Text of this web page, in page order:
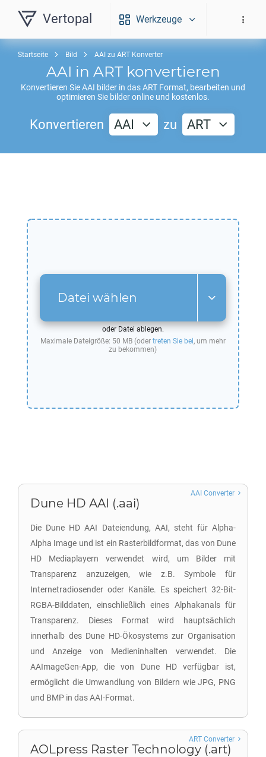
Vertopal Werkzeuge
Startseite Bild AAI zu ART Konverter
AAI in ARTkonvertieren
Konvertieren SieAAI bilder in dasART Format, bearbeiten und
optimieren Sie bilder online und kostenlos.
Konvertieren AAI zu ART
Datei wählen
oder Datei ablegen.
Maximale Dateigröße: 50 MB (oder treten Sie bei, um mehr
zu bekommen)
Dune HD AAI (.aai)
Die Dune HD AAI Dateiendung, AAI, steht für Alpha-
Alpha Image und ist ein Rasterbildformat, das von Dune
HD Mediaplayern verwendet wird, um Bilder mit
Transparenz anzuzeigen, wie z.B. Symbole für
Internetradiosender oder Kanäle. Es speichert 32-Bit-
RGBA-Bilddaten, einschließlich eines Alphakanals für
Transparenz. Dieses Format wird hauptsächlich
innerhalb des Dune HD-Ökosystems zur Organisation
und Anzeige von Medieninhalten verwendet. Die
AAImageGen-App, die von Dune HD verfügbar ist,
ermöglicht die Umwandlung von Bildern wie JPG, PNG
und BMP in das AAI-Format.
AAI Converter
AOLpress Raster Technology (.art)
ART Converter